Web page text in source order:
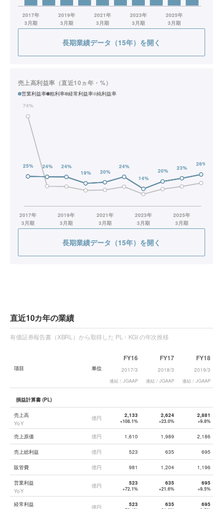
長期業績データ（15年）を開く
売上高利益率（直近10ヵ年・%）
営業利益率 粗利率 経常利益率 純利益率
長期業績データ（15年）を開く
直近10カ年の業績
有価証券報告書（XBRL）から取得した PL・KGI の年次推移
項目 単位
FY16
2017/3
連結 / JGAAP
FY17
2018/3
連結 / JGAAP
FY18
2019/3
連結 / JGAAP
損益計算書 (PL)
売上高
YoY
億円 2,133
+108.1%
2,624
+23.0%
2,881
+9.8%
売上原価 億円 1,610 1,989 2,186
売上総利益 億円 523 635 695
販管費 億円 981 1,204 1,196
営業利益
YoY
億円 523
+72.1%
635
+21.6%
695
+9.5%
経常利益 億円 523 635 695